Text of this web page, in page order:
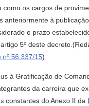
como os cargos de
anteriormente à
o prazo
5º deste
nº 56.337/15)
à Gratificação de
da carreira que
constantes do Anexo II da